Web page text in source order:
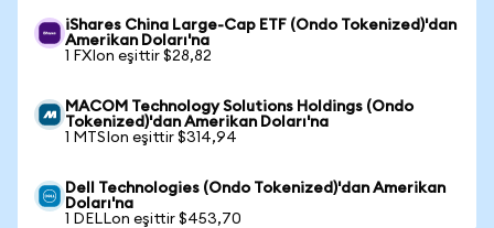
iShares China Large-Cap ETF (Ondo Tokenized)'dan
Amerikan Doları'na
1 FXIon eşittir $28,82
MACOM Technology Solutions Holdings (Ondo
Tokenized)'dan Amerikan Doları'na
1 MTSIon eşittir $314,94
Dell Technologies (Ondo Tokenized)'dan Amerikan
Doları'na
1 DELLon eşittir $453,70